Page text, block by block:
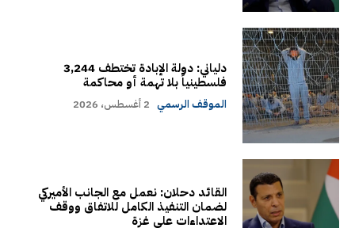
دلياني: دولة الإبادة تختطف 3,244
فلسطينياً بلا تهمة أو محاكمة
الموقف الرسمي 2 أغسطس، 2026
القائد دحلان: نعمل مع الجانب الأميركي
لضمان التنفيذ الكامل للاتفاق ووقف
الاعتداءات على غزة